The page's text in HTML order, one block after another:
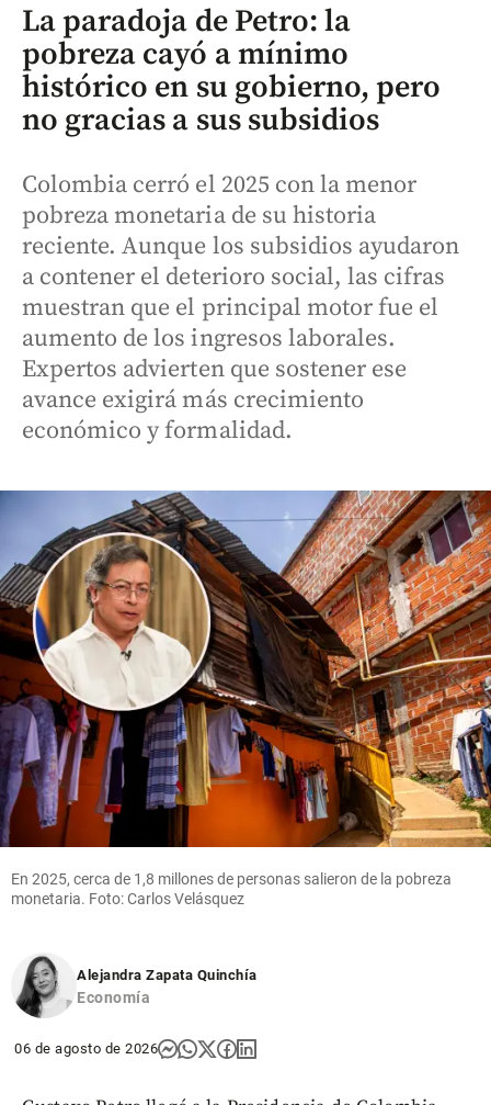
La paradoja de Petro: la
pobreza cayó a mínimo
histórico en su gobierno, pero
no gracias a sus subsidios
Colombia cerró el 2025 con la menor
pobreza monetaria de su historia
reciente. Aunque los subsidios ayudaron
a contener el deterioro social, las cifras
muestran que el principal motor fue el
aumento de los ingresos laborales.
Expertos advierten que sostener ese
avance exigirá más crecimiento
económico y formalidad.
En 2025, cerca de 1,8 millones de personas salieron de la pobreza
monetaria. Foto: Carlos Velásquez
Alejandra Zapata Quinchía
Economía
06 de agosto de 2026